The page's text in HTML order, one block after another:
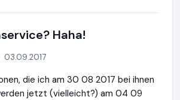
Haha!
03.09.2017
die ich am 30 08 2017 bei ihnen
jetzt (vielleicht?) am 04 09